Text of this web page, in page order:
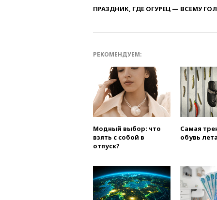
ПРАЗДНИК, ГДЕ ОГУРЕЦ — ВСЕМУ
РЕКОМЕНДУЕМ:
Модный выбор: что
взять с собой в
отпуск?
Самая
обувь